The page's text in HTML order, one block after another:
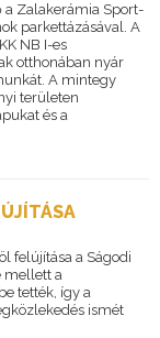
a Zalakerámia Sport-
parkettázásával. A
NB I-es
otthonában nyár
A mintegy
területen
és a
felújítása a Ságodi
mellett a
tették, így a
ismét